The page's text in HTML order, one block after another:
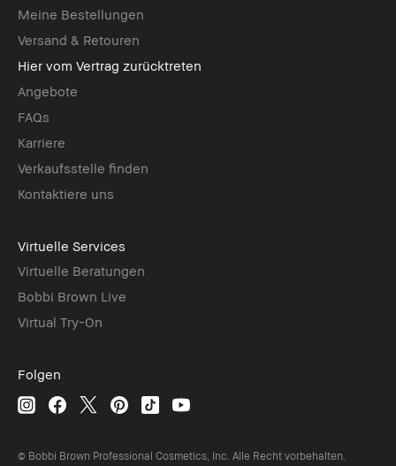
Meine Bestellungen
Versand & Retouren
Hier vom Vertrag zurücktreten
Angebote
FAQs
Karriere
Verkaufsstelle finden
Kontaktiere uns
Virtuelle Services
Virtuelle Beratungen
Bobbi Brown Live
Virtual Try-On
Folgen
© Bobbi Brown Professional Cosmetics, Inc. Alle Recht vorbehalten.